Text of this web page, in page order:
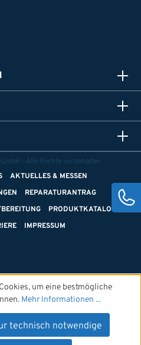
- Alle Rechte vorbehalten
AKTUELLES & MESSEN
REPARATURANTRAG
PRODUKTKATALOGE
IMPRESSUM
um eine bestmögliche
Mehr Informationen ...
technisch notwendige